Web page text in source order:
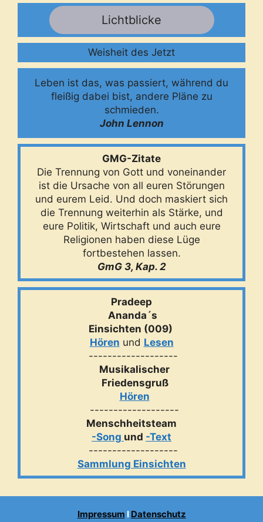
Lichtblicke
Weisheit des Jetzt
Leben ist das, was passiert, während du
fleißig dabei bist, andere Pläne zu
schmieden.
John Lennon
GMG-Zitate
Die Trennung von Gott und voneinander
ist die Ursache von all euren Störungen
und eurem Leid. Und doch maskiert sich
die Trennung weiterhin als Stärke, und
eure Politik, Wirtschaft und auch eure
Religionen haben diese Lüge
fortbestehen lassen.
GmG 3, Kap. 2
Pradeep
Ananda´s
Einsichten (009)
Hören und Lesen
-------------------
Musikalischer
Friedensgruß
Hören
-------------------
Menschheitsteam
-Song und -Text
-------------------
Sammlung Einsichten
Impressum I Datenschutz